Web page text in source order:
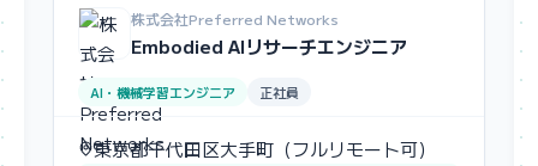
株式会社Preferred Networks
Embodied AIリサーチエンジニア
AI・機械学習エンジニア 正社員
東京都千代田区大手町（フルリモート可）